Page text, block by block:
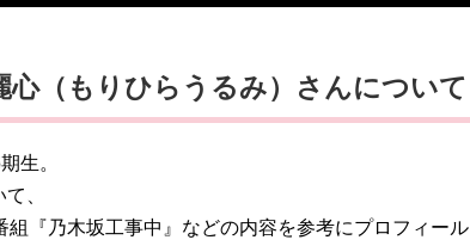
心（もりひらうるみ）さんについて
生。
、
『乃木坂工事中』などの内容を参考にプロフィール